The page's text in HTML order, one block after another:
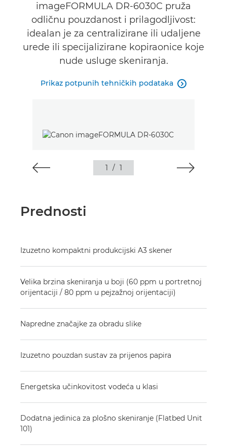
imageFORMULA DR-6030C pruža
odličnu pouzdanost i prilagodljivost:
idealan je za centralizirane ili udaljene
urede ili specijalizirane kopiraonice koje
nude usluge skeniranja.
Prikaz potpunih tehničkih podataka 
1 / 1
Prednosti
Izuzetno kompaktni produkcijski A3 skener
Velika brzina skeniranja u boji (60 ppm u portretnoj
orijentaciji / 80 ppm u pejzažnoj orijentaciji)
Napredne značajke za obradu slike
Izuzetno pouzdan sustav za prijenos papira
Energetska učinkovitost vodeća u klasi
Dodatna jedinica za plošno skeniranje (Flatbed Unit
101)